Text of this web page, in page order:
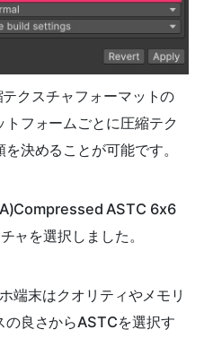
クスチャフォーマットの
フォームごとに圧縮テク
決めることが可能です。
ASTC 6x6
ャを選択しました。
端末はクオリティやメモリ
の良さからASTCを選択す